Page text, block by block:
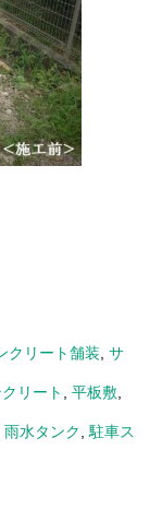
クリート舗装 サ
リート 平板敷,
雨水タンク 駐車ス